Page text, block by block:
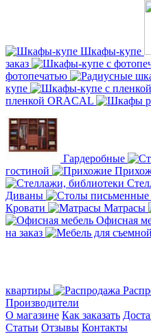
Шкафы-купе
заказ
фотопечатью
купе
пленкой ORACAL
Гардеробные
гостиной
Диваны
Кровати
Матрасы
Офисная
на заказ
квартиры
Производители
О магазине Как заказать
Статьи Отзывы Контакты